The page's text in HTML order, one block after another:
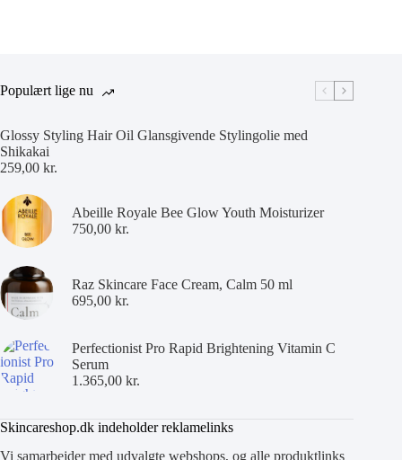
Populært lige nu
Glossy Styling Hair Oil Glansgivende Stylingolie med
Shikakai
259,00 kr.
Abeille Royale Bee Glow Youth Moisturizer
750,00 kr.
Raz Skincare Face Cream, Calm 50 ml
695,00 kr.
Perfectionist Pro Rapid Brightening Vitamin C
Serum
1.365,00 kr.
Skincareshop.dk indeholder reklamelinks
Vi samarbejder med udvalgte webshops, og alle produktlinks